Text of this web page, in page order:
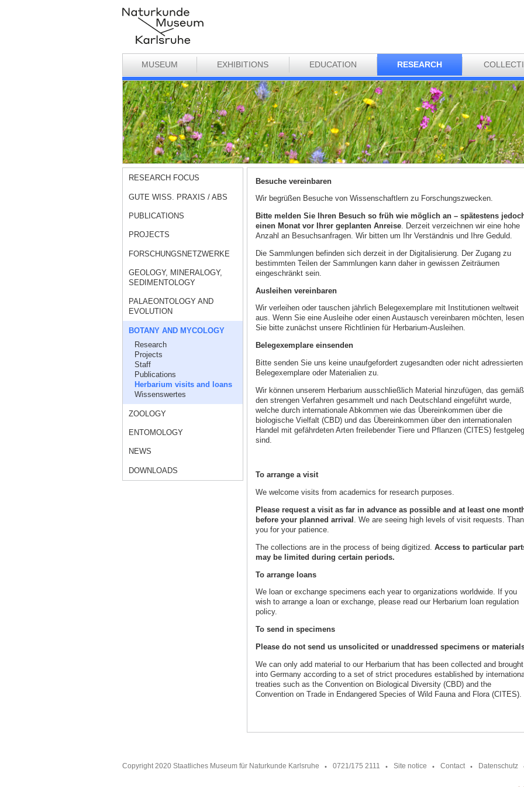
MUSEUM EXHIBITIONS EDUCATION RESEARCH
RESEARCH FOCUS
GUTE WISS. PRAXIS / ABS
PUBLICATIONS
PROJECTS
FORSCHUNGSNETZWERKE
GEOLOGY, MINERALOGY,
SEDIMENTOLOGY
PALAEONTOLOGY AND
EVOLUTION
BOTANY AND MYCOLOGY
Research
Projects
Staff
Publications
Herbarium visits and loans
Wissenswertes
ZOOLOGY
ENTOMOLOGY
NEWS
DOWNLOADS
Besuche vereinbaren
Wir begrüßen Besuche von Wissenschaftlern zu Forschungszwecken.
Bitte melden Sie Ihren Besuch so früh wie möglich an – spätestens
einen Monat vor Ihrer geplanten Anreise. Derzeit verzeichnen wir eine hohe
Anzahl an Besuchsanfragen. Wir bitten um Ihr Verständnis und Ihre Geduld.
Die Sammlungen befinden sich derzeit in der Digitalisierung. Der Zugang zu
bestimmten Teilen der Sammlungen kann daher in gewissen Zeiträumen
eingeschränkt sein.
Ausleihen vereinbaren
Wir verleihen oder tauschen jährlich Belegexemplare mit Institutionen weltweit
aus. Wenn Sie eine Ausleihe oder einen Austausch vereinbaren möchten, lesen
Sie bitte zunächst unsere Richtlinien für Herbarium-Ausleihen.
Belegexemplare einsenden
Bitte senden Sie uns keine unaufgefordert zugesandten oder nicht adressierten
Belegexemplare oder Materialien zu.
Wir können unserem Herbarium ausschließlich Material hinzufügen, das gemäß
den strengen Verfahren gesammelt und nach Deutschland eingeführt wurde,
welche durch internationale Abkommen wie das Übereinkommen über die
biologische Vielfalt (CBD) und das Übereinkommen über den internationalen
Handel mit gefährdeten Arten freilebender Tiere und Pflanzen (CITES)
sind.
To arrange a visit
We welcome visits from academics for research purposes.
Please request a visit as far in advance as possible and at least one
before your planned arrival . We are seeing high levels of visit requests.
you for your patience.
The collections are in the process of being digitized. Access to particular
may be limited during certain periods.
To arrange loans
We loan or exchange specimens each year to organizations worldwide. If you
wish to arrange a loan or exchange, please read our Herbarium loan regulation
policy.
To send in specimens
Please do not send us unsolicited or unaddressed specimens or
We can only add material to our Herbarium that has been collected and brought
into Germany according to a set of strict procedures established by
treaties such as the Convention on Biological Diversity (CBD) and the
Convention on Trade in Endangered Species of Wild Fauna and Flora (CITES).
Copyright 2020 Staatliches Museum für Naturkunde Karlsruhe 0721/175 2111 Site notice Contact Datenschutz